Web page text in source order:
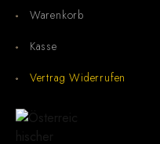
Warenkorb
Kasse
Vertrag Widerrufen